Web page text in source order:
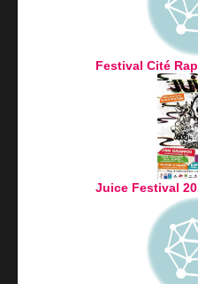
Festival Cité
Juice Festival